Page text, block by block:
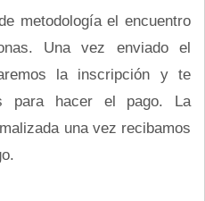
metodología el encuentro
Una vez enviado el
la inscripción y te
para hacer el pago. La
una vez recibamos